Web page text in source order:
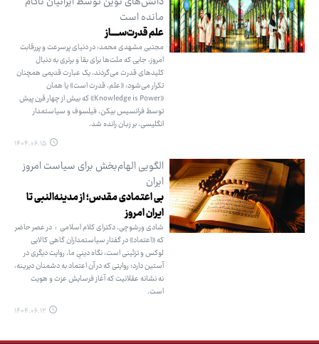
مانده است
علم قدرت‌ســـــاز
مجتبی مشهدی محمد: در دنیای پرسرعت و پررقابت
امروز، جایی که ملت‌ها برای بقا و برتری به دنبال
کلیدهای قدرت می‌گردند، یک عبارت قدیمی همچنان
تکرار می‌شود: «علم، قدرت است» یا همان
«Knowledge is Power» که بیش از چهار قرن پیش
توسط فرانسیس بیکن، فیلسوف و سیاستمدار
انگلیسی، بر زبان رانده شد.
۱۴۰۴.۰۶.۱۵
الگویی الهام‌بخش برای سیاست امروز
ایران
بی اعتمادی مقدس؛ از مدینه‌النبی تا
ایران امروز
شادی ورشوچی، دکترای کلام اسلامی : در عصر حاضر
که «اعتماد» در گفتار سیاستمداران گاهی کالایی
لوکس و تزئینی است، نگاه دینیِ ما، روایت دیگری در
آستین دارد؛ روایتی که در آن اعتماد به دشمنان دیرینه،
نه نشانه‌ عقلانیت که آغاز فرسایش عزت و هویت
است.
۱۴۰۴.۰۶.۱۲